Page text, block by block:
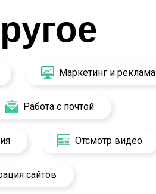
сайтов
Отсмотр видео
Работа с почтой
Маркетинг и реклама